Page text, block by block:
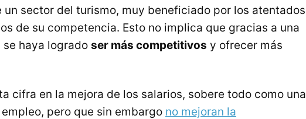
sector del turismo, muy beneficiado por los atentados
de su competencia. Esto no implica que gracias a una
haya logrado ser más competitivos y ofrecer más
cifra en la mejora de los salarios, sobere todo como una
pero que sin embargo no mejoran la